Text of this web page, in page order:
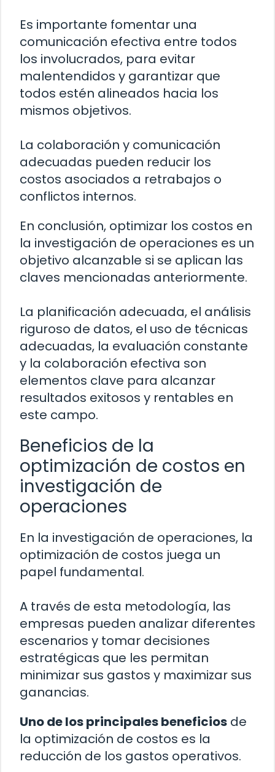
Es importante fomentar una
comunicación efectiva entre todos
los involucrados, para evitar
malentendidos y garantizar que
todos estén alineados hacia los
mismos objetivos.
La colaboración y comunicación
adecuadas pueden reducir los
costos asociados a retrabajos o
conflictos internos.
En conclusión, optimizar los costos en
la investigación de operaciones es un
objetivo alcanzable si se aplican las
claves mencionadas anteriormente.
La planificación adecuada, el análisis
riguroso de datos, el uso de técnicas
adecuadas, la evaluación constante
y la colaboración efectiva son
elementos clave para alcanzar
resultados exitosos y rentables en
este campo.
Beneficios de la
optimización de costos en
investigación de
operaciones
En la investigación de operaciones, la
optimización de costos juega un
papel fundamental.
A través de esta metodología, las
empresas pueden analizar diferentes
escenarios y tomar decisiones
estratégicas que les permitan
minimizar sus gastos y maximizar sus
ganancias.
Uno de los principales beneficios de
la optimización de costos es la
reducción de los gastos operativos.